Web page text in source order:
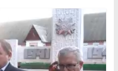
крапчатые